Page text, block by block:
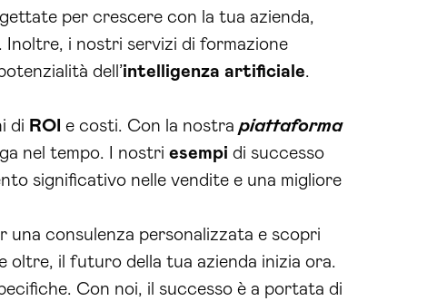
per crescere con la tua azienda,
Inoltre, i nostri servizi di formazione
dell’intelligenza artificiale.
di ROI e costi. Con la nostrapiattaforma
nel tempo. I nostri esempi di successo
significativo nelle vendite e una migliore
consulenza personalizzata e scopri
il futuro della tua azienda inizia ora.
Con noi, il successo è a portata di